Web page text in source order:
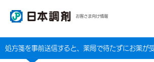
お客さま向け情報
処方箋を事前送信すると、薬局で待たずにお薬が受